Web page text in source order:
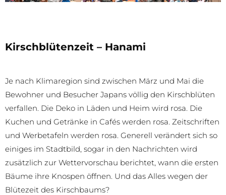
Kirschblütenzeit – Hanami
Je nach Klimaregion sind zwischen März und Mai die
Bewohner und Besucher Japans völlig den Kirschblüten
verfallen. Die Deko in Läden und Heim wird rosa. Die
Kuchen und Getränke in Cafés werden rosa. Zeitschriften
und Werbetafeln werden rosa. Generell verändert sich so
einiges im Stadtbild, sogar in den Nachrichten wird
zusätzlich zur Wettervorschau berichtet, wann die ersten
Bäume ihre Knospen öffnen. Und das Alles wegen der
Blütezeit des Kirschbaums?